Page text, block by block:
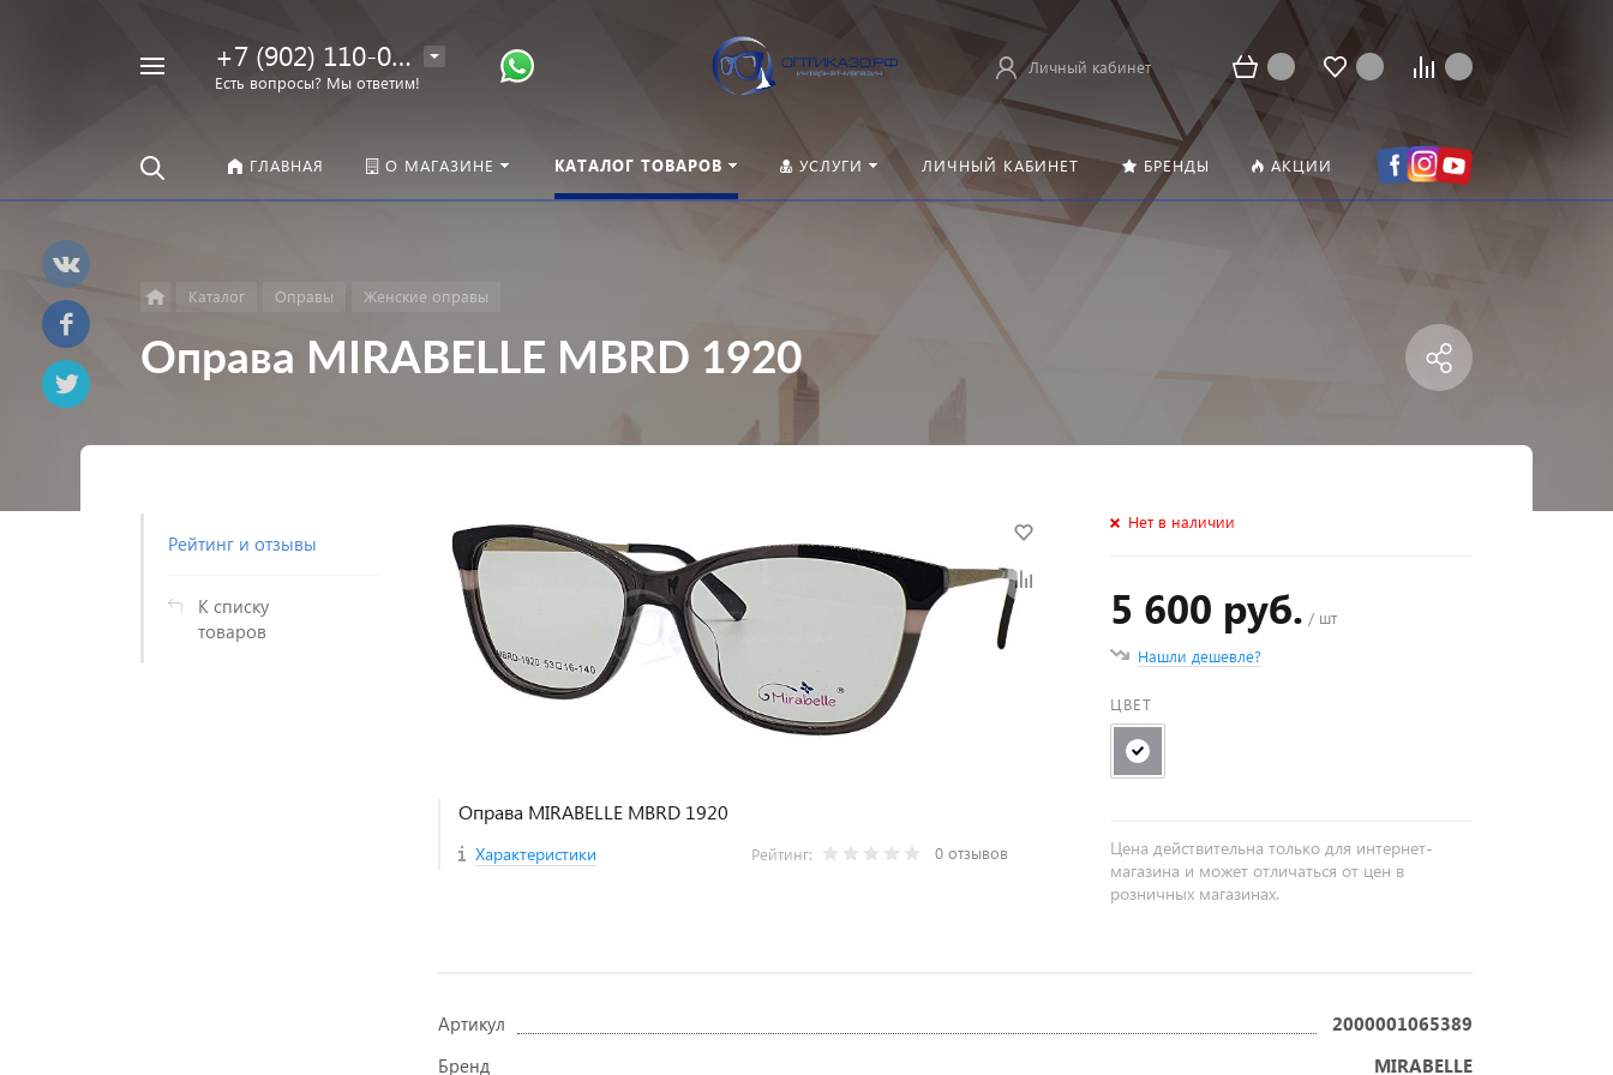
+7 (902) 110-00-22
Есть вопросы? Мы ответим!
Личный кабинет
ГЛАВНАЯ О МАГАЗИНЕ КАТАЛОГ ТОВАРОВ УСЛУГИ ЛИЧНЫЙ КАБИНЕТ БРЕНДЫ АКЦИИ
Каталог Оправы Женские оправы
Оправа MIRABELLE MBRD 1920
Рейтинг и отзывы
К списку
товаров
Оправа MIRABELLE MBRD 1920
Характеристики Рейтинг: 0 отзывов
Нет в наличии
5 600 руб. / шт
Нашли дешевле?
ЦВЕТ
Цена действительна только для интернет-
магазина и может отличаться от цен в
розничных магазинах.
Артикул
2000001065389
Бренд
MIRABELLE